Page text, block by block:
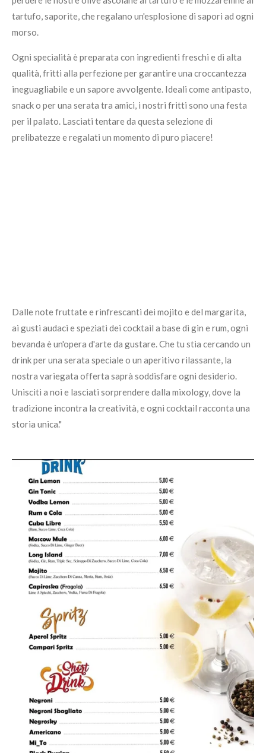
tartufo, saporite, che regalano un'esplosione di sapori ad ogni
morso.
Ogni specialità è preparata con ingredienti freschi e di alta
qualità, fritti alla perfezione per garantire una croccantezza
ineguagliabile e un sapore avvolgente. Ideali come antipasto,
snack o per una serata tra amici, i nostri fritti sono una festa
per il palato. Lasciati tentare da questa selezione di
prelibatezze e regalati un momento di puro piacere!
Dalle note fruttate e rinfrescanti dei mojito e del margarita,
ai gusti audaci e speziati dei cocktail a base di gin e rum, ogni
bevanda è un'opera d'arte da gustare. Che tu stia cercando un
drink per una serata speciale o un aperitivo rilassante, la
nostra variegata offerta saprà soddisfare ogni desiderio.
Unisciti a noi e lasciati sorprendere dalla mixology, dove la
tradizione incontra la creatività, e ogni cocktail racconta una
storia unica."